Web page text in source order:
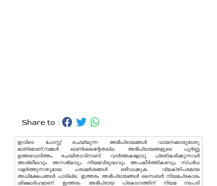
Share to :
ഇവിടെ പോസ്റ്റ് ചെയ്യുന്ന അഭിപ്രായങ്ങള്‍ വായനക്കാരുടേതു
മാത്രമാണ്,നമ്മൾ ഓണ്ലൈന്റേതല്ല. അഭിപ്രായങ്ങളുടെ പൂർണ്ണ
ഉത്തരവാദിത്തം രചയിതാവിനാണ്. വാര്‍ത്തകളോടു പ്രതികരിക്കുന്നവര്‍
അശ്ലീലവും അസഭ്യവും നിയമവിരുദ്ധവും അപകീര്‍ത്തികരവും സ്പര്‍ധ
വളര്‍ത്തുന്നതുമായ പരാമര്‍ശങ്ങള്‍ ഒഴിവാക്കുക. വ്യക്തിപരമായ
അധിക്ഷേപങ്ങള്‍ പാടില്ല. ഇത്തരം അഭിപ്രായങ്ങള്‍ സൈബര്‍ നിയമപ്രകാരം
ശിക്ഷാര്‍ഹമാണ്. ഇത്തരം അഭിപ്രായ പ്രകടനത്തിന് നിയമ നടപടി